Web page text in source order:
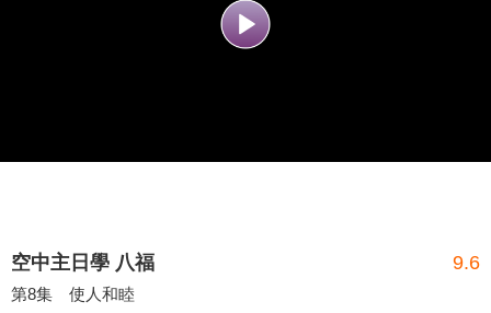
空中主日學 八福 9.6
第8集 使人和睦